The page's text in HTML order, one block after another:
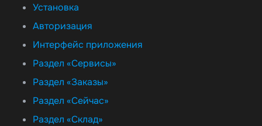
Установка
Авторизация
Интерфейс приложения
Раздел «Сервисы»
Раздел «Заказы»
Раздел «Сейчас»
Раздел «Склад»